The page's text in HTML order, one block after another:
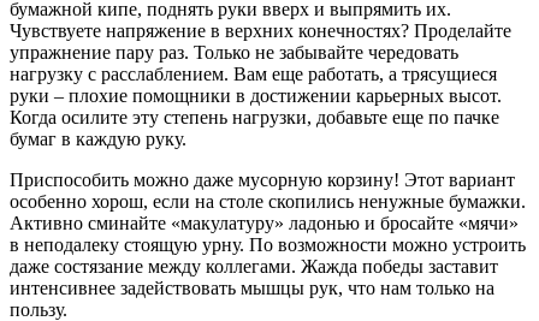
бумажной кипе, поднять руки вверх и выпрямить их.
Чувствуете напряжение в верхних конечностях? Проделайте
упражнение пару раз. Только не забывайте чередовать
нагрузку с расслаблением. Вам еще работать, а трясущиеся
руки – плохие помощники в достижении карьерных высот.
Когда осилите эту степень нагрузки, добавьте еще по пачке
бумаг в каждую руку.
Приспособить можно даже мусорную корзину! Этот вариант
особенно хорош, если на столе скопились ненужные бумажки.
Активно сминайте «макулатуру» ладонью и бросайте «мячи»
в неподалеку стоящую урну. По возможности можно устроить
даже состязание между коллегами. Жажда победы заставит
интенсивнее задействовать мышцы рук, что нам только на
пользу.